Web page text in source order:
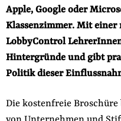
Suche
auf
der
Apple, Google oder
Klassenzimmer. Mit
LobbyControl
Hintergründe und gibt
Politik dieser
Die kostenfreie